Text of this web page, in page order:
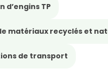
d’engins TP
matériaux recyclés et
de transport